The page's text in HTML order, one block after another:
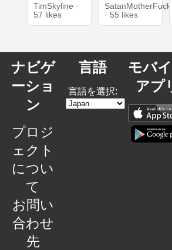
TimSkyline ·
57 likes
· 55 likes
ナビゲ
ーショ
ン
プロジ
ェクト
につい
て
お問い
合わせ
先
言語
言語を選択:
モバ
アプ